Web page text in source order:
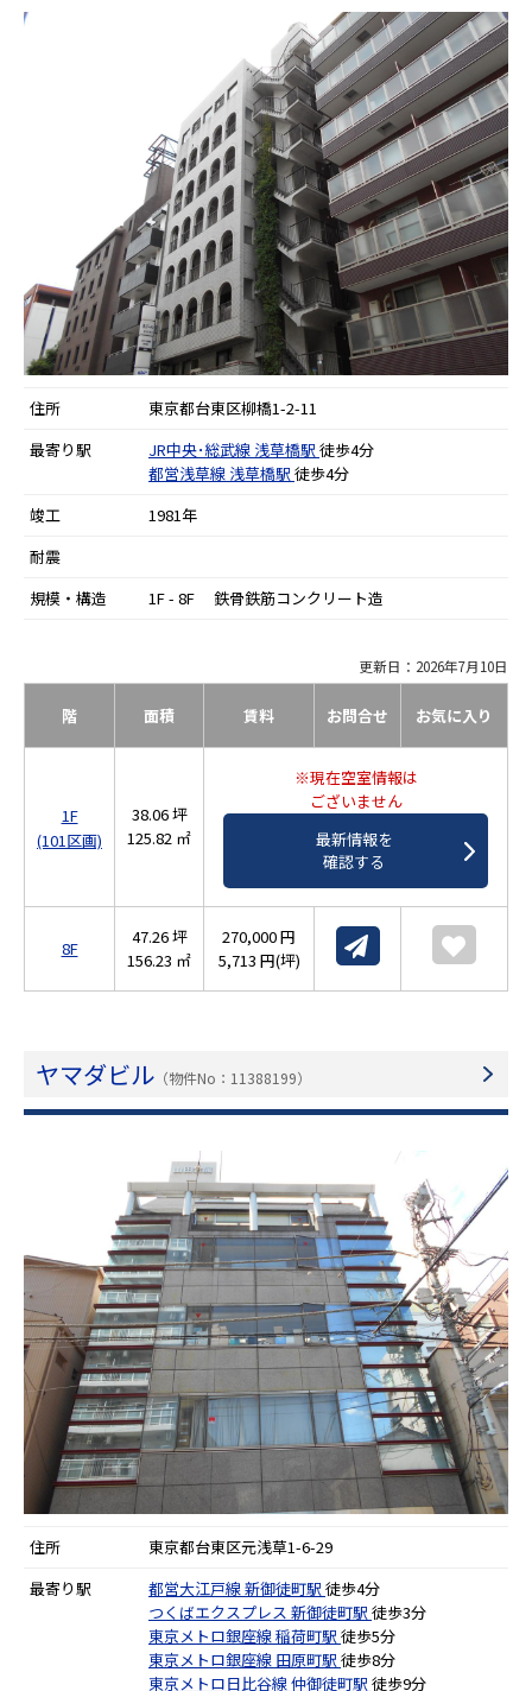
住所
東京都台東区柳橋1-2-11
最寄り駅
JR中央･総武線 浅草橋駅 徒歩4分
都営浅草線 浅草橋駅 徒歩4分
竣工
1981年
耐震
規模・構造
1F - 8F 鉄骨鉄筋コンクリート造
更新日：2026年7月10日
階 面積 賃料 お問合せ お気に入り
1F
(101区画)
38.06 坪
125.82 ㎡
※現在空室情報は
ございません
最新情報を
確認する
8F
47.26 坪
156.23 ㎡
270,000 円
5,713 円(坪)
ヤマダビル （物件No：11388199）
住所
東京都台東区元浅草1-6-29
最寄り駅
都営大江戸線新御徒町駅 徒歩4分
つくばエクスプレス 新御徒町駅 徒歩3分
東京メトロ銀座線稲荷町駅 徒歩5分
東京メトロ銀座線 田原町駅 徒歩8分
東京メトロ日比谷線仲御徒町駅 徒歩9分